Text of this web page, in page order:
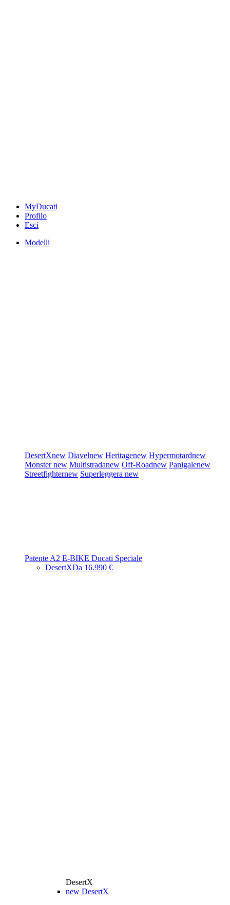
MyDucati
Profilo
Esci
Modelli
DesertXnew Diavelnew Heritagenew Hypermotardnew
Monsternew Multistradanew Off-Roadnew Panigalenew
Streetfighternew Superleggera new
Patente A2 E-BIKE Ducati Speciale
DesertXDa 16.990 €
DesertX
new DesertX